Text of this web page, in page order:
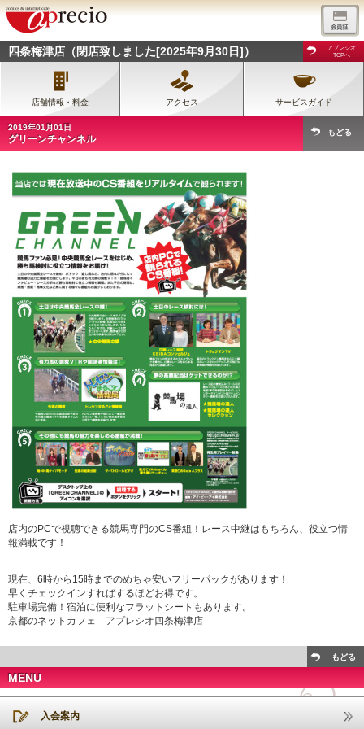
四条梅津店（閉店致しました[2025年9月30日]）
アプレシオ
TOPへ
店舗情報・料金 アクセス サービスガイド
2019年01月01日
グリーンチャンネル
もどる
店内のPCで視聴できる競馬専門のCS番組！レース中継はもちろん、役立つ情
報満載です！
現在、6時から15時までのめちゃ安いフリーパックがあります！
早くチェックインすればするほどお得です。
駐車場完備！宿泊に便利なフラットシートもあります。
京都のネットカフェ アプレシオ四条梅津店
もどる
MENU
入会案内